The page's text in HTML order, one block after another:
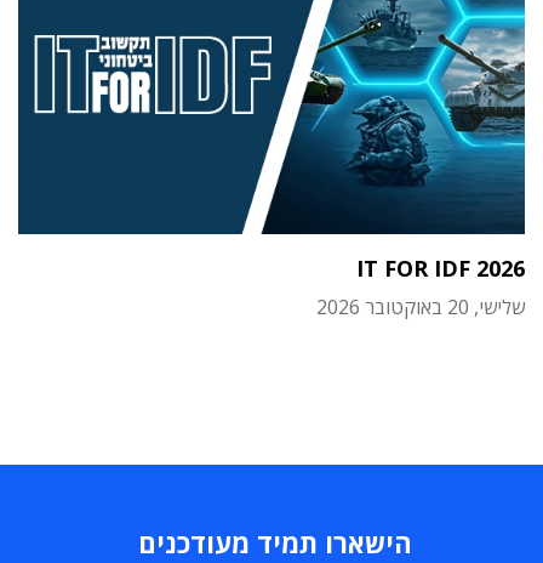
IT FOR IDF 2026
שלישי, 20 באוקטובר 2026
הישארו תמיד מעודכנים